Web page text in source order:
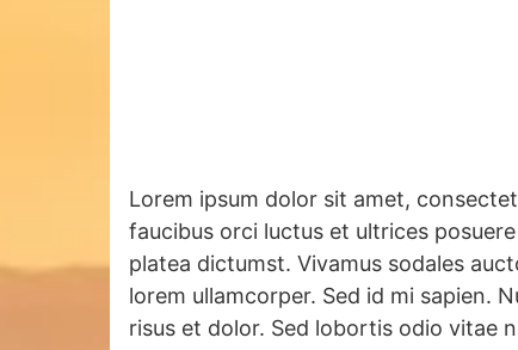
Lorem ipsum dolor sit amet,
faucibus orci luctus et ultrices
platea dictumst. Vivamus sodales
lorem ullamcorper. Sed id mi sapien.
risus et dolor. Sed lobortis odio vitae